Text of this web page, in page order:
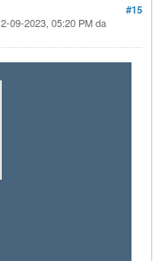
#15
09-2023, 05:20 PM da